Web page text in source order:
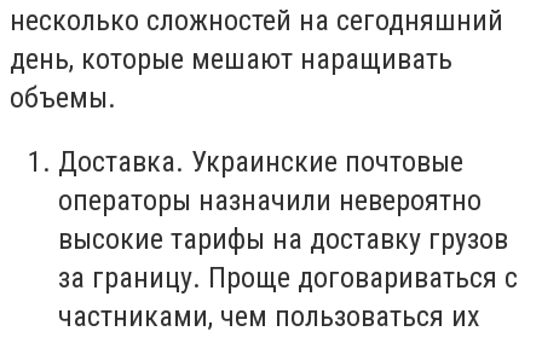
несколько сложностей на сегодняшний
день, которые мешают наращивать
объемы.
Доставка. Украинские почтовые
операторы назначили невероятно
высокие тарифы на доставку грузов
за границу. Проще договариваться с
частниками, чем пользоваться их